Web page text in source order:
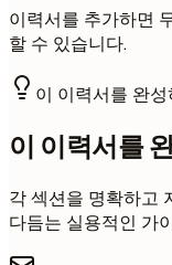
이력서를 추가하면
할 수 있습니다.
이 이력서를 완성
이 이력서를
각 섹션을 명확하고
다듬는 실용적인 가